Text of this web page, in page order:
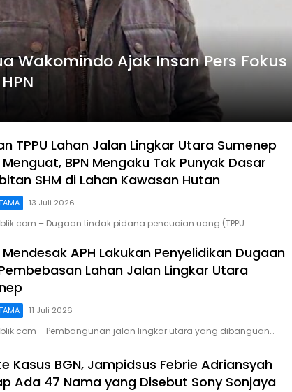
Wakomindo Ajak Insan Pers Fokus
TPPU Lahan Jalan Lingkar Utara Sumenep
BPN Mengaku Tak Punyak Dasar
SHM di Lahan Kawasan Hutan
13 Juli 2026
– Dugaan tindak pidana pencucian uang (TPPU…
Mendesak APH Lakukan Penyelidikan Dugaan
Pembebasan Lahan Jalan Lingkar Utara
11 Juli 2026
– Pembangunan jalan lingkar utara yang dibanguan…
Kasus BGN, Jampidsus Febrie Adriansyah
Ada 47 Nama yang Disebut Sony Sonjaya